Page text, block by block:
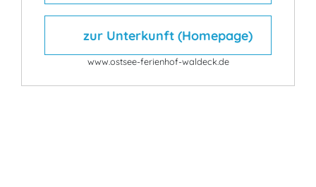
zur Unterkunft (Homepage)
www.ostsee-ferienhof-waldeck.de